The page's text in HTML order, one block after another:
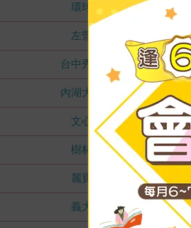
環球店
左營店
台中秀泰店
內湖大潤發
文心店
樹林店
麗寶店
義大店